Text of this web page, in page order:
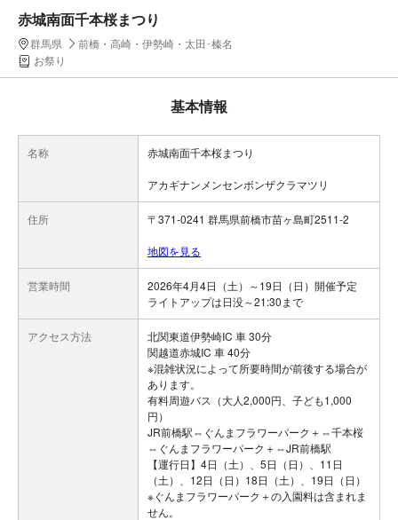
赤城南面千本桜まつり
群馬県
前橋・高崎・伊勢崎・太田･榛名
お祭り
基本情報
名称 赤城南面千本桜まつり
アカギナンメンセンボンザクラマツリ
住所 〒371-0241 群馬県前橋市苗ヶ島町2511-2
地図を見る
営業時間
2026年4月4日（土）～19日（日）開催予定
ライトアップは日没～21:30まで
アクセス方法
北関東道伊勢崎IC 車 30分
関越道赤城IC 車 40分
※混雑状況によって所要時間が前後する場合が
あります。
有料周遊バス（大人2,000円、子ども1,000
円）
JR前橋駅⇔ぐんまフラワーパーク＋⇔千本桜
⇔ぐんまフラワーパーク＋⇔JR前橋駅
【運行日】4日（土）、5日（日）、11日
（土）、12日（日）18日（土）、19日（日）
※ぐんまフラワーパーク＋の入園料は含まれま
せん。